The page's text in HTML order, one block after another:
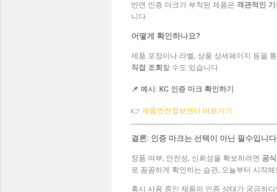
반면 인증 마크가 부착된 제품은 객관적인
니다.
어떻게 확인하나요?
제품 포장이나 라벨, 상품 상세페이지 등을
직접 조회 할 수도 있습니다.
📌 예시: KC 인증 마크 확인하기
👉 제품안전정보센터 바로가기
결론: 인증 마크는 선택이 아닌 필수입니다
정품 여부, 안전성, 신뢰성을 확보하려면 공
로 꼼꼼하게 확인하는 습관, 오늘부터 시작해
혹시 사용 중인 제품의 인증 상태가 궁금하